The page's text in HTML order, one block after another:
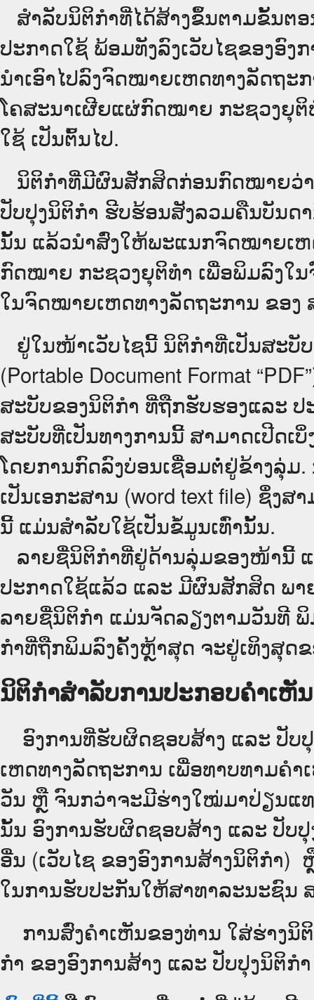
ສໍາລັບນິຕິກໍາທີ່ໄດ້ສ້າງຂຶ້ນຕາມຂັ້ນຕ
ປະກາດໃຊ້ ພ້ອມທັງລົງເວັບໄຊຂອງອົ
ນໍາເອົາໄປລົງຈົດໝາຍເຫດທາງລັດຖ
ໂຄສະນາເຜີຍແຜ່ກົດໝາຍ ກະຊວງຍຸ
ໃຊ້ ເປັນຕົ້ນໄປ.
ນິ​ຕິ​ກຳ​ທີ່​ມີ​ຜົນ​ສັກ​ສິດ​ກ່ອນ​ກົດ​ໝາຍ​ວ່
ປັບ​ປຸງນິ​ຕິ​ກຳ ຮີບຮ້ອນສັງລວມຄືນບັນ
ນັ້ນ ແລ້ວນໍາສົ່ງໃຫ້​ພະແນກຈົດ​ໝາຍ​ເຫ
ກົດໝາຍ ກະຊວງຍຸຕິທໍາ ເພື່ອພິມລົງໃ
ໃນ​ຈົດ​ໝາຍ​ເຫດ​ທາງ​ລັດ​ຖະ​ການ ຂອ
ຢູ່ໃນໜ້າ​ເວັບ​ໄຊ​ນີ້ ນິຕິກຳທີ່ເປັນສະບັ
(Portable Document Format
ສະບັບຂອງນິຕິກໍາ ທີ່ຖືກຮັບຮອງແລະ
ສະບັບທີ່ເປັນທາງການນີ້ ສາມາດເປີດເ
ໂດຍການກົດລົງບ່ອນເຊື່ອມຕໍ່ຢູ່ຂ້າງລຸ່ມ
ເປັນເອກະສານ (word text file) ຊຶ່ງ
ນີ້ ແມ່ນສຳລັບໃຊ້ເປັນຂໍ້ມູນເທົ່ານັ້ນ.
ລາຍຊື່ນິຕິກຳທີ່ຢູ່ດ້ານລຸ່ມຂອງໜ້ານີ້
ປະກາດໃຊ້ແລ້ວ ແລະ ມີຜົນສັກສິດ ພ
ລາຍຊື່ນິຕິກຳ ແມ່ນຈັດລຽງຕາມວັນທີ
ກຳທີ່ຖືກພິມລົງຄັ້ງຫຼ້າສຸດ ຈະຢູ່ເທິງສຸດ
ນິຕິກຳສຳລັບການປະກອບຄຳເຫັນ
ອົງການທີ່ຮັບຜິດຊອບສ້າງ ແລະ ປັບ
ເຫດທາງລັດຖະການ ເພື່ອທາບທາມຄ
ວັນ ຫຼື ຈົນກວ່າຈະມີຮ່າງໃໝ່ມາປ່ຽນແ
ນັ້ນ ອົງການຮັບຜິດຊອບສ້າງ ແລະ ປັບປຸ
ອື່ນ (ເວັບ​ໄຊ​ ຂອງອົງການສ້າງນິຕິກຳ
ໃນການຮັບປະກັນໃຫ້ສາທາລະນະຊົນ
ການສົ່ງຄໍາເຫັນຂອງທ່ານ ໃສ່ຮ່າງ
ກຳ ຂອງອົງການສ້າງ ແລະ ປັບປຸງນິຕິກ